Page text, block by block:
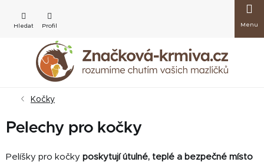
obsah
košík
Kočky
Pelechy pro kočky
Pelíšky pro kočky poskytují útulné, teplé a bezpečné místo